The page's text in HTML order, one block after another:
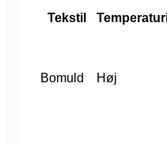
Tekstil
Bomuld Høj